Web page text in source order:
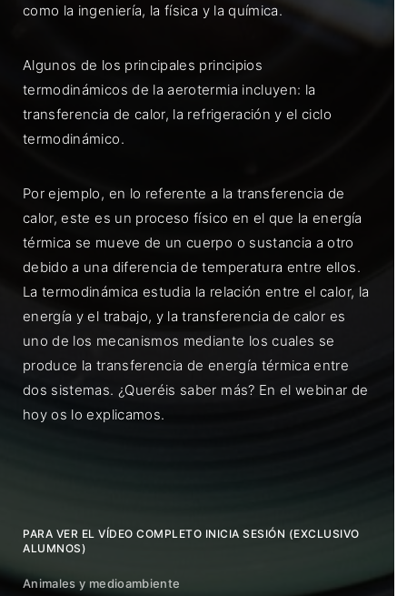
como la ingeniería, la física y la química.
Algunos de los principales principios
termodinámicos de la aerotermia incluyen: la
transferencia de calor, la refrigeración y el ciclo
termodinámico.
Por ejemplo, en lo referente a la transferencia de
calor, este es un proceso físico en el que la energía
térmica se mueve de un cuerpo o sustancia a otro
debido a una diferencia de temperatura entre ellos.
La termodinámica estudia la relación entre el calor, la
energía y el trabajo, y la transferencia de calor es
uno de los mecanismos mediante los cuales se
produce la transferencia de energía térmica entre
dos sistemas. ¿Queréis saber más? En el webinar de
hoy os lo explicamos.
PARA VER EL VÍDEO COMPLETO INICIA SESIÓN (EXCLUSIVO
ALUMNOS)
Animales y medioambiente